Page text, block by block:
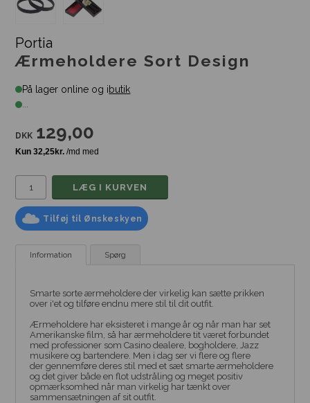
Portia
Ærmeholdere Sort Design
På lager online og ibutik
...
DKK 129,00
Tilføj til Ønskeskyen
Information Spørg
Smarte sorte ærmeholdere der virkelig kan sætte prikken
over i'et og tilføre endnu mere stil til dit outfit.
Ærmeholdere har eksisteret i mange år og når man har set
Amerikanske film, så har ærmeholdere tit været forbundet
med professioner som Casino dealere, bogholdere, Jazz
musikere og bartendere. Men i dag ser vi flere og flere
der gennemføre deres stil med et sæt smarte ærmeholdere
og det giver både en flot udstråling og meget positiv
opmærksomhed når man virkelig har tænkt over
sammensætningen af sit outfit.